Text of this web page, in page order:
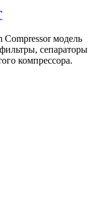
модель
сепараторы
компрессора.